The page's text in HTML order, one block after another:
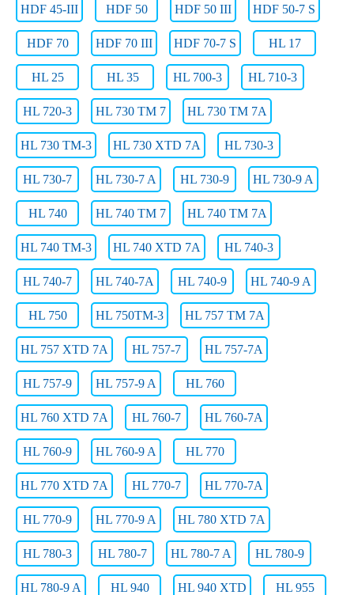
HDF 45-III HDF 50 HDF 50 III HDF 50-7 S
HDF 70 HDF 70 III HDF 70-7 S HL 17
HL 25 HL 35 HL 700-3 HL 710-3
HL 720-3 HL 730 TM 7 HL 730 TM 7A
HL 730 TM-3 HL 730 XTD 7A HL 730-3
HL 730-7 HL 730-7 A HL 730-9 HL 730-9 A
HL 740 HL 740 TM 7 HL 740 TM 7A
HL 740 TM-3 HL 740 XTD 7A HL 740-3
HL 740-7 HL 740-7A HL 740-9 HL 740-9 A
HL 750 HL 750TM-3 HL 757 TM 7A
HL 757 XTD 7A HL 757-7 HL 757-7A
HL 757-9 HL 757-9 A HL 760
HL 760 XTD 7A HL 760-7 HL 760-7A
HL 760-9 HL 760-9 A HL 770
HL 770 XTD 7A HL 770-7 HL 770-7A
HL 770-9 HL 770-9 A HL 780 XTD 7A
HL 780-3 HL 780-7 HL 780-7 A HL 780-9
HL 780-9 A HL 940 HL 940 XTD HL 955